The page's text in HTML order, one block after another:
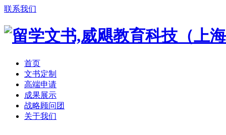
联系我们
首页
文书定制
高端申请
成果展示
战略顾问团
关于我们